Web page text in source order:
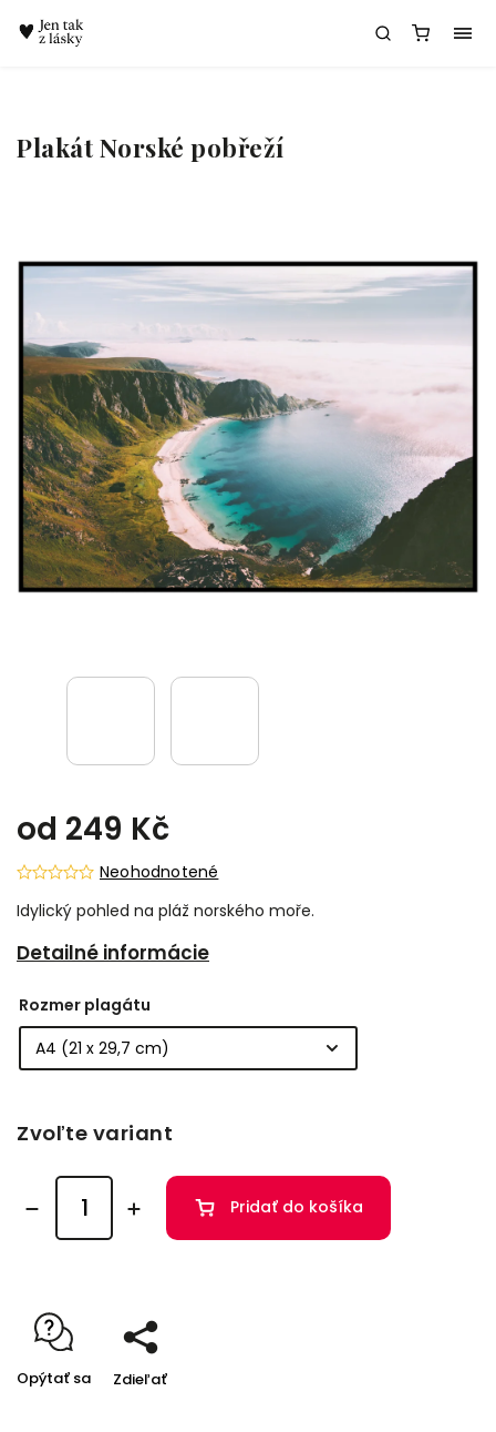
Plakát Norské pobřeží
od 249 Kč
Neohodnotené
Idylický pohled na pláž norského moře.
Detailné informácie
Rozmer plagátu
Zvoľte variant
Pridať do košíka
Opýtať sa Zdieľať